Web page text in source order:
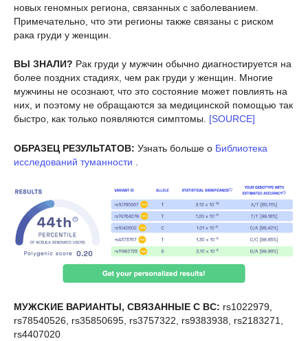
новых геномных региона, связанных с заболеванием.
Примечательно, что эти регионы также связаны с риском
рака груди у женщин.
ВЫ ЗНАЛИ? Рак груди у мужчин обычно диагностируется на
более поздних стадиях, чем рак груди у женщин. Многие
мужчины не осознают, что это состояние может повлиять на
них, и поэтому не обращаются за медицинской помощью так
быстро, как только появляются симптомы. [SOURCE]
ОБРАЗЕЦ РЕЗУЛЬТАТОВ: Узнать больше о Библиотека
исследований туманности
МУЖСКИЕ ВАРИАНТЫ, СВЯЗАННЫЕ С BC: rs1022979,
rs78540526, rs35850695, rs3757322, rs9383938, rs2183271,
rs4407020